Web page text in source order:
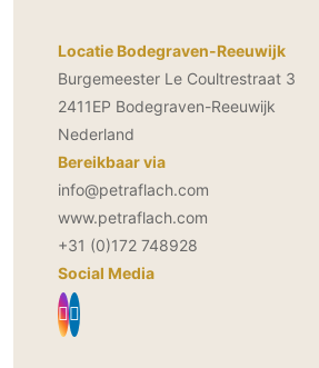
Beton Ciré vloeren
PVC vloeren
Gietvloeren
Houten vloeren
Natuursteen en keramiek vloeren
Vloerkleden
Afwerking
Locatie Bodegraven-Reeuwijk
Burgemeester Le Coultrestraat 3
2411EP Bodegraven-Reeuwijk
Nederland
Bereikbaar via
info@petraflach.com
www.petraflach.com
+31 (0)172 748928
Social Media